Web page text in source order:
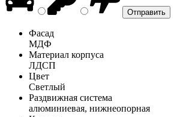
Фасад
МДФ
Материал корпуса
ЛДСП
Цвет
Светлый
Раздвижная система
алюминиевая, нижнеопорная